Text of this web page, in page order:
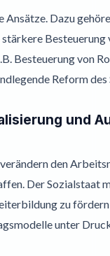
Dazu
Besteuerung von
Reform
und
den
Der Sozialstaat
zu
unter